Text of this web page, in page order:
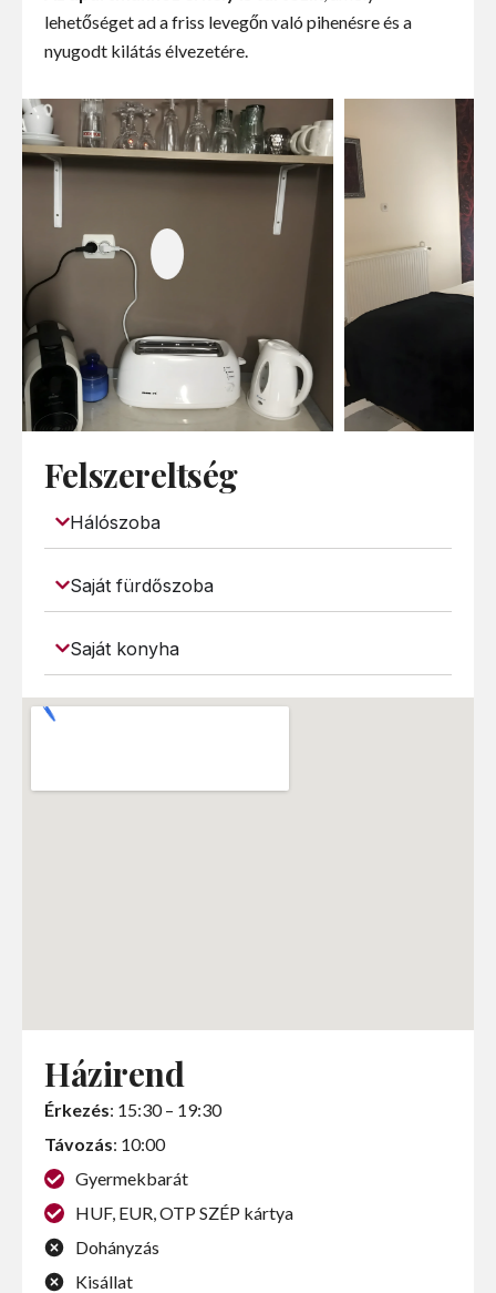
lehetőséget ad a friss levegőn való pihenésre és a
nyugodt kilátás élvezetére.
Felszereltség
Hálószoba
Saját fürdőszoba
Saját konyha
Házirend
Érkezés: 15:30 – 19:30
Távozás: 10:00
Gyermekbarát
HUF, EUR, OTP SZÉP kártya
Dohányzás
Kisállat